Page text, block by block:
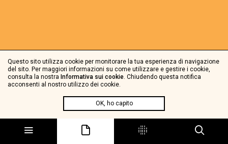
Questo sito utilizza cookie per monitorare la tua esperienza di navigazione
del sito. Per maggiori informazioni su come utilizzare e gestire i cookie,
consulta la nostra Informativa sui cookie. Chiudendo questa notifica
acconsenti al nostro utilizzo dei cookie.
OK, ho capito